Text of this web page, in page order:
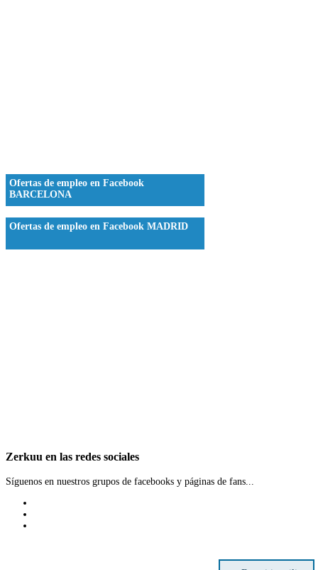
Ofertas de empleo en Facebook
BARCELONA
Ofertas de empleo en Facebook MADRID
Zerkuu en las redes sociales
Síguenos en nuestros grupos de facebooks y páginas de fans...